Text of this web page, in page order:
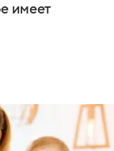
имеет